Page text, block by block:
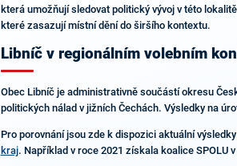
která umožňují sledovat politický vývoj v této
které zasazují místní dění do širšího kontextu.
Libníč v regionálním volebním
Obec Libníč je administrativně součástí okresu
politických nálad v jižních Čechách. Výsledky na
Pro porovnání jsou zde k dispozici aktuální výsledky
kraj. Například v roce 2021 získala koalice SPOLU